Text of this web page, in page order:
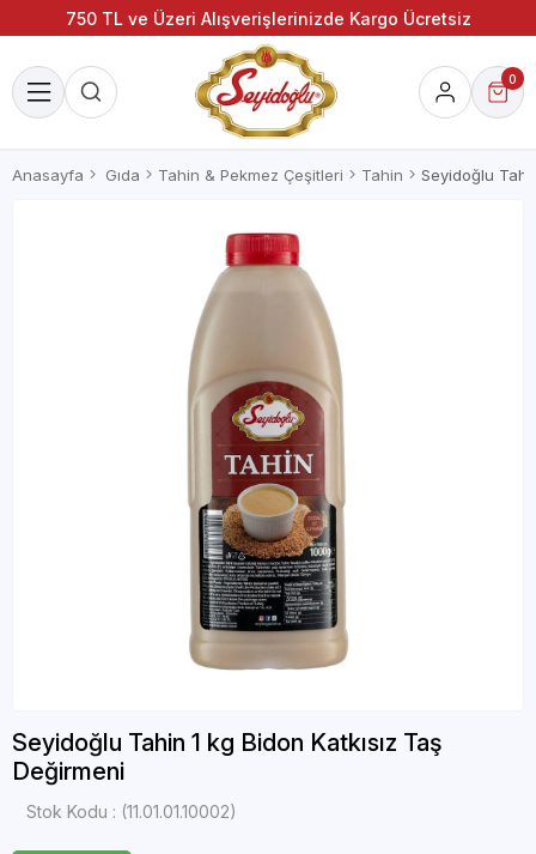
750 TL ve Üzeri Alışverişlerinizde Kargo Ücretsiz
0
Anasayfa Gıda Tahin & Pekmez Çeşitleri Tahin Seyidoğlu
Seyidoğlu Tahin 1 kg Bidon Katkısız Taş
Değirmeni
Stok Kodu (11.01.01.10002)